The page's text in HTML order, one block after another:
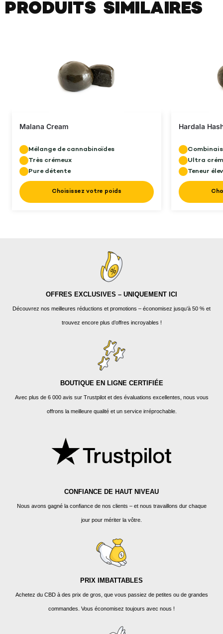
PRODUITS SIMILAIRES
Malana Cream
Mélange de cannabinoïdes
Très crémeux
Pure détente
Choisissez votre poids
Hardala
Ultra
Teneur
OFFRES EXCLUSIVES – UNIQUEMENT ICI
Découvrez nos meilleures réductions et promotions – économisez jusqu’à 50 % et
trouvez encore plus d’offres incroyables !
BOUTIQUE EN LIGNE CERTIFIÉE
Avec plus de 6 000 avis sur Trustpilot et des évaluations excellentes, nous vous
offrons la meilleure qualité et un service irréprochable.
CONFIANCE DE HAUT NIVEAU
Nous avons gagné la confiance de nos clients – et nous travaillons dur chaque
jour pour mériter la vôtre.
PRIX IMBATTABLES
Achetez du CBD à des prix de gros, que vous passiez de petites ou de grandes
commandes. Vous économisez toujours avec nous !